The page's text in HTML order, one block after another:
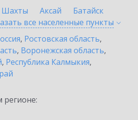
Шахты Аксай
Батайск
все населенные пункты
, Ростовская область,
, Воронежская область,
, Республика Калмыкия,